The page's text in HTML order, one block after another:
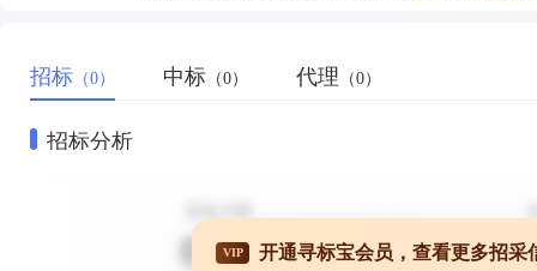
招标 （0） 中标 （0） 代理 （0）
招标分析
VIP 开通寻标宝会员，查看更多招采